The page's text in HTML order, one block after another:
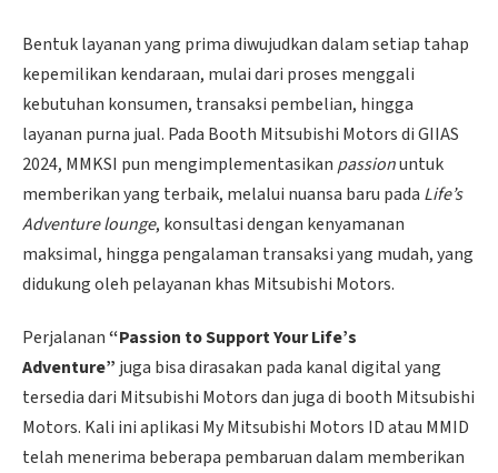
Bentuk layanan yang prima diwujudkan dalam setiap tahap
kepemilikan kendaraan, mulai dari proses menggali
kebutuhan konsumen, transaksi pembelian, hingga
layanan purna jual. Pada Booth Mitsubishi Motors di GIIAS
2024, MMKSI pun mengimplementasikan passionuntuk
memberikan yang terbaik, melalui nuansa baru pada Life’s
Adventure lounge, konsultasi dengan kenyamanan
maksimal, hingga pengalaman transaksi yang mudah, yang
didukung oleh pelayanan khas Mitsubishi Motors.
Perjalanan “Passion to Support Your Life’s
Adventure” juga bisa dirasakan pada kanal digital yang
tersedia dari Mitsubishi Motors dan juga di booth Mitsubishi
Motors. Kali ini aplikasi My Mitsubishi Motors ID atau MMID
telah menerima beberapa pembaruan dalam memberikan